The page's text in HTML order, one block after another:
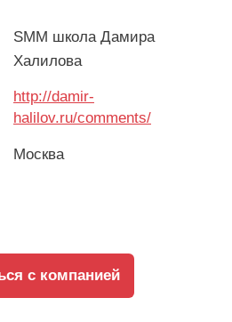
SMM школа Дамира
Халилова
http://damir-
halilov.ru/comments/
Москва
с компанией